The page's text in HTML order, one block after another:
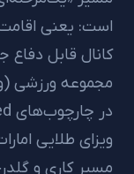
اقامت دبی
قابل دفاع جلو
ورزشی (ویزای
طلایی امارات برای
و گلدن ویزا